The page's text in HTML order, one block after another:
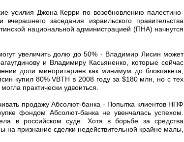
усилия Джона Керри по возобновлению палестино-
заседания израильского правительства
национальной администрацией (ПНА) начнутся
увеличить долю до 50% - Владимир Лисин может
и Владимиру Касьяненко, которые сейчас
доли миноритариев как минимум до блокпакета,
купил 80% VBTH в 2008 году за $180 млн, но с тех
практически удвоиться.
продажу Абсолют-банка - Попытка клиентов НПФ
фондом Абсолют-банка не увенчалась успехом.
в российском суде. Хотя в борьбе за средства
на признание сделки недействительной крайне малы,